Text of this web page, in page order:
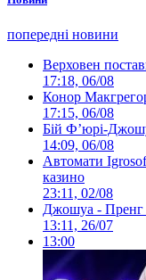
попередні новини
Верховен
17:18, 06/08
Конор
17:15, 06/08
Бій Ф’юрі-
14:09, 06/08
Автомати
казино
23:11, 02/08
Джошуа - Пренг
13:11, 26/07
13:00